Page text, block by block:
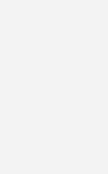
Luft/Luft-Wärmepumpe
Euro. Als Klimaanlage
aber eine
der es sich in der Regel
Gebäudeenergiegesetz
durchschnittlich